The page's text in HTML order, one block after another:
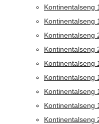
Kontinentalseng
Kontinentalseng
Kontinentalseng
Kontinentalseng
Kontinentalseng
Kontinentalseng
Kontinentalseng
Kontinentalseng
Kontinentalseng